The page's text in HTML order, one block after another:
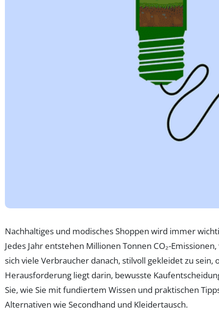
Nachhaltiges und modisches Shoppen wird immer
Jedes Jahr entstehen Millionen Tonnen CO₂-
sich viele Verbraucher danach, stilvoll gekleidet zu sein,
Herausforderung liegt darin, bewusste
Sie, wie Sie mit fundiertem Wissen und praktischen
Alternativen wie Secondhand und Kleidertausch.